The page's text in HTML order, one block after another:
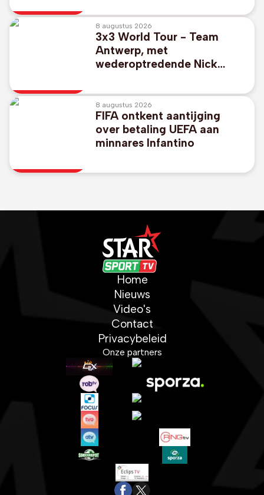
Brugge
8 augustus 2026
3x3 World Tour - Team
Antwerp, met
wederoptredende Nick
Ueonhara voor kwartfinales
8 augustus 2026
FIFA ontkent aantijging
over betaling UEFA aan
minnares Infantino
Home
Nieuws
Video's
Contact
Privacybeleid
Onze partners